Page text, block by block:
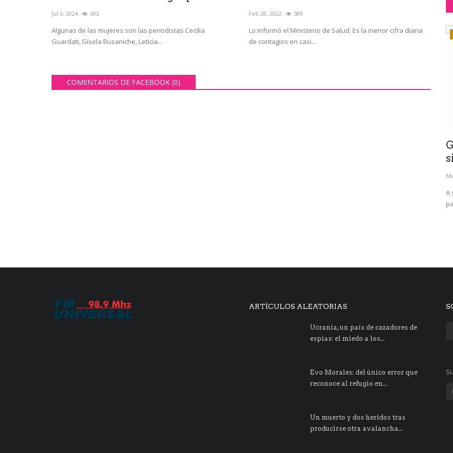
Jul 3, 2024 693
Algunas de las mujeres son las periodistas Cecilia
Guardati, Gisela Busaniche, Leticia...
Feb 28, 2022 589
Lo informó el Ministerio de Salud. Es la menor cifra diaria
de contagios en casi...
COMENTARIOS DE FACEBOOK (0)
Nacionales internacionales
ARTÍCULOS ALEATORIAS
Ucrania, un país de cazadores de
espías: el miedo a los...
Evo Morales: del único error que
reconoce al refugio en...
Un muerto y dos heridos tras
producirse otra avalancha...